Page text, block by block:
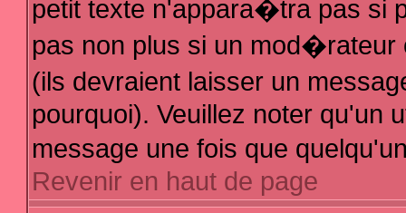
petit texte n'appara�tra pas si
pas non plus si un
(ils devraient laisser un
pourquoi). Veuillez noter qu'un
message une fois que
Revenir en haut de page